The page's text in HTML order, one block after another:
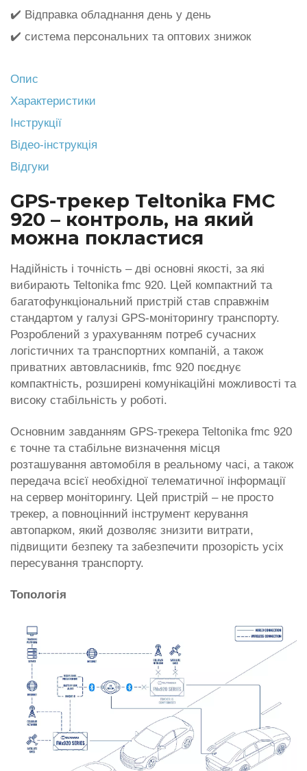
✔️ Відправка обладнання день у день
✔️ система персональних та оптових знижок
Опис
Характеристики
Інструкції
Відео-інструкція
Відгуки
GPS-трекер Teltonika FMC
920 – контроль, на який
можна покластися
Надійність і точність – дві основні якості, за які
вибирають Teltonika fmc 920. Цей компактний та
багатофункціональний пристрій став справжнім
стандартом у галузі GPS-моніторингу транспорту.
Розроблений з урахуванням потреб сучасних
логістичних та транспортних компаній, а також
приватних автовласників, fmc 920 поєднує
компактність, розширені комунікаційні можливості та
високу стабільність у роботі.
Основним завданням GPS-трекера Teltonika fmc 920
є точне та стабільне визначення місця
розташування автомобіля в реальному часі, а також
передача всієї необхідної телематичної інформації
на сервер моніторингу. Цей пристрій – не просто
трекер, а повноцінний інструмент керування
автопарком, який дозволяє знизити витрати,
підвищити безпеку та забезпечити прозорість усіх
пересування транспорту.
Топологія